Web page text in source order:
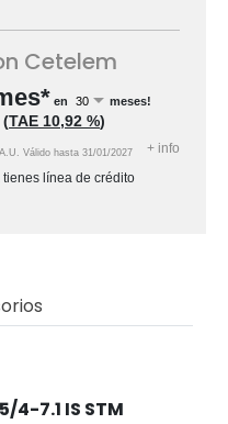
Cetelem
en meses!
(TAE 10,92 %)
Válido hasta 31/01/2027 + info
tienes línea de crédito
4-7.1 IS STM